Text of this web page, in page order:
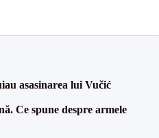
asasinarea lui Vučić
Ce spune despre armele